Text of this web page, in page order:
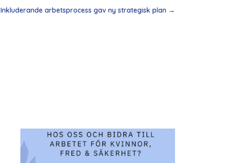
Inkluderande arbetsprocess gav ny strategisk plan→